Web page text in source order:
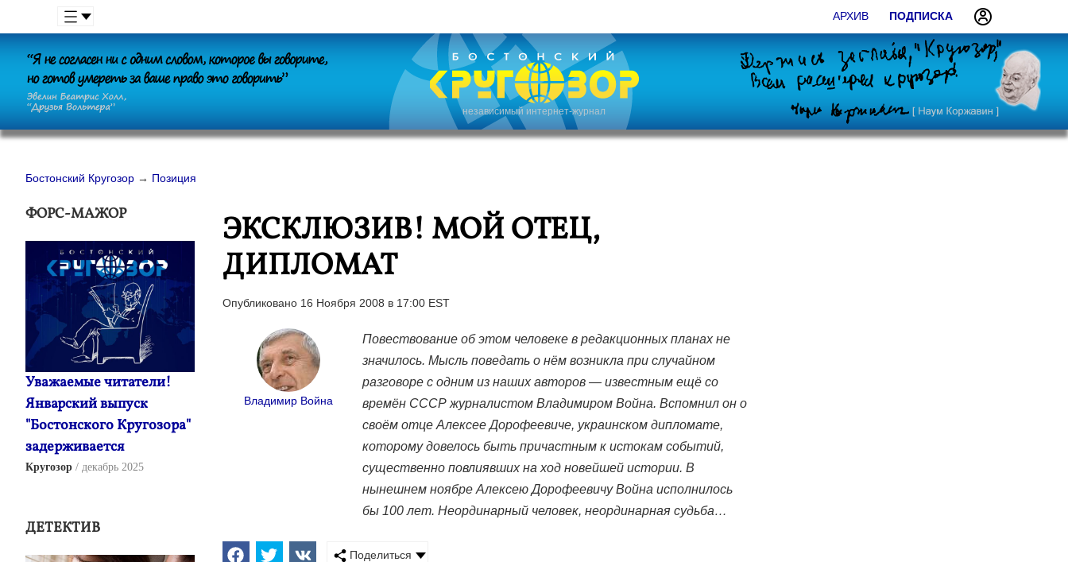
АРХИВ ПОДПИСКА
независимый интернет-журнал
Бостонский Кругозор → Позиция
ЭКСКЛЮЗИВ! МОЙ ОТЕЦ,
ДИПЛОМАТ
Опубликовано 16 Ноября 2008 в 17:00 EST
Владимир Война
Повествование об этом человеке в редакционных планах не
значилось. Мысль поведать о нём возникла при случайном
разговоре с одним из наших авторов — известным ещё со
времён СССР журналистом Владимиром Война. Вспомнил он о
своём отце Алексее Дорофеевиче, украинском дипломате,
которому довелось быть причастным к истокам событий,
существенно повлиявших на ход новейшей истории. В
нынешнем ноябре Алексею Дорофеевичу Война исполнилось
бы 100 лет. Неординарный человек, неординарная судьба…
Поделиться
ФОРС-МАЖОР
Уважаемые читатели!
Январский выпуск
"Бостонского Кругозора"
задерживается
Кругозор декабрь 2025
ДЕТЕКТИВ